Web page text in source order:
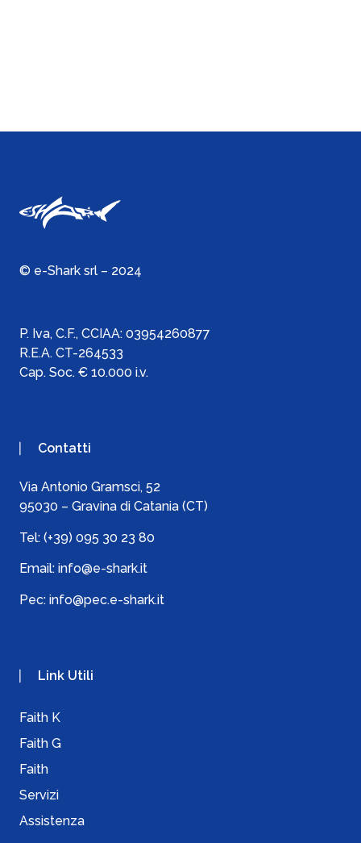
© e-Shark srl – 2024
P. Iva, C.F., CCIAA: 03954260877
R.E.A. CT-264533
Cap. Soc. € 10.000 i.v.
Contatti
Via Antonio Gramsci, 52
95030 – Gravina di Catania (CT)
Tel: (+39) 095 30 23 80
Email: info@e-shark.it
Pec: info@pec.e-shark.it
Link Utili
Faith K
Faith G
Faith
Servizi
Assistenza